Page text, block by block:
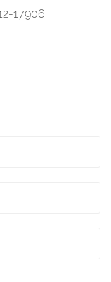
17906.